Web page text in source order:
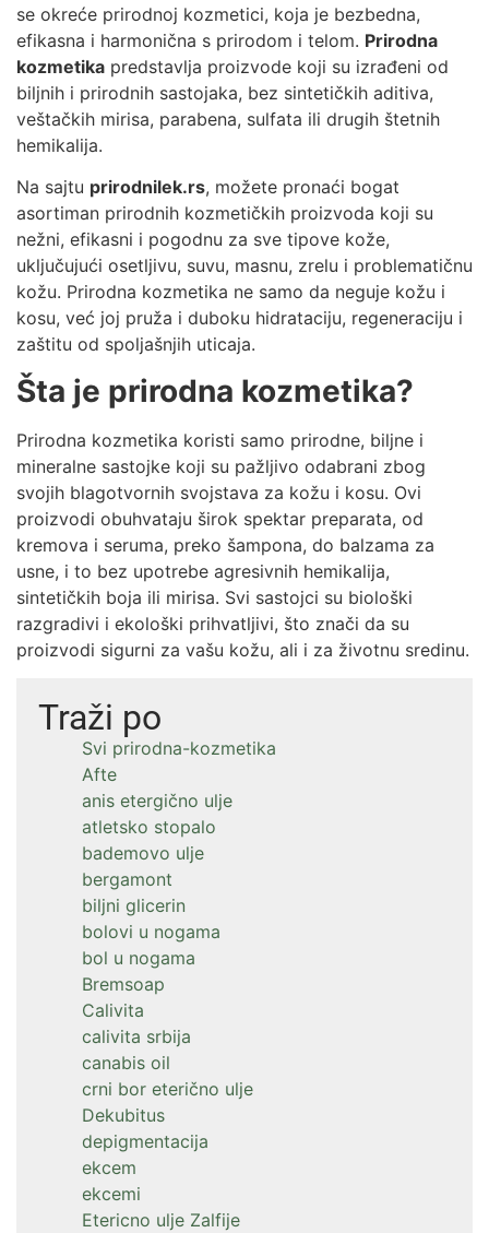
Traži po
Svi prirodna-kozmetika
Afte
anis etergično ulje
atletsko stopalo
bademovo ulje
bergamont
biljni glicerin
bolovi u nogama
bol u nogama
Bremsoap
Calivita
calivita srbija
canabis oil
crni bor eterično ulje
Dekubitus
depigmentacija
ekcem
ekcemi
Etericno ulje Zalfije
se okreće prirodnoj kozmetici, koja je bezbedna,
efikasna i harmonična s prirodom i telom. Prirodna
kozmetika predstavlja proizvode koji su izrađeni od
biljnih i prirodnih sastojaka, bez sintetičkih aditiva,
veštačkih mirisa, parabena, sulfata ili drugih štetnih
hemikalija.
Na sajtu prirodnilek.rs, možete pronaći bogat
asortiman prirodnih kozmetičkih proizvoda koji su
nežni, efikasni i pogodnu za sve tipove kože,
uključujući osetljivu, suvu, masnu, zrelu i problematičnu
kožu. Prirodna kozmetika ne samo da neguje kožu i
kosu, već joj pruža i duboku hidrataciju, regeneraciju i
zaštitu od spoljašnjih uticaja.
Šta je prirodna kozmetika?
Prirodna kozmetika koristi samo prirodne, biljne i
mineralne sastojke koji su pažljivo odabrani zbog
svojih blagotvornih svojstava za kožu i kosu. Ovi
proizvodi obuhvataju širok spektar preparata, od
kremova i seruma, preko šampona, do balzama za
usne, i to bez upotrebe agresivnih hemikalija,
sintetičkih boja ili mirisa. Svi sastojci su biološki
razgradivi i ekološki prihvatljivi, što znači da su
proizvodi sigurni za vašu kožu, ali i za životnu sredinu.